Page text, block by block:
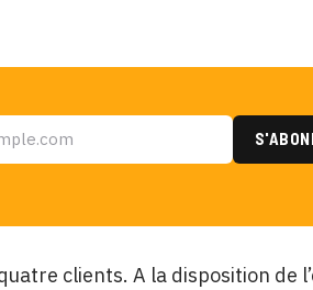
clients. A la disposition de